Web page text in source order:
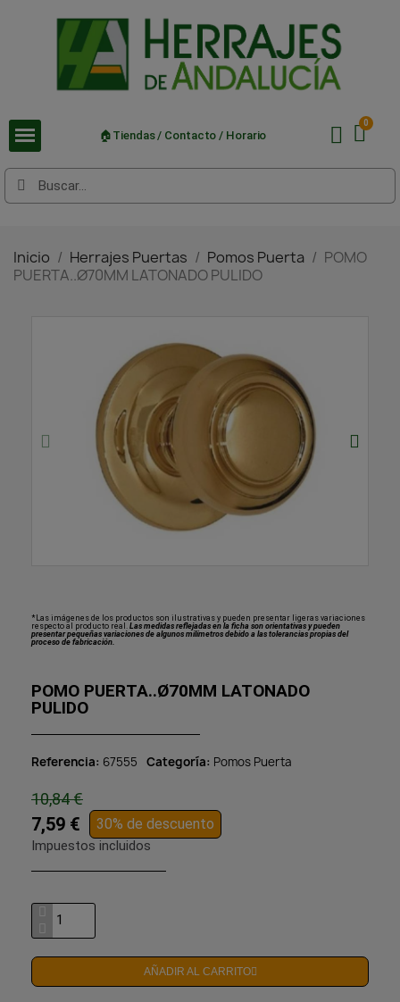
🏠Tiendas / Contacto / Horario
Inicio Herrajes Puertas Pomos Puerta
POMO
PUERTA..Ø70MM LATONADO PULIDO
*Las imágenes de los productos son ilustrativas y pueden presentar ligeras variaciones
respecto al producto real. Las medidas reflejadas en la ficha son orientativas y pueden
presentar pequeñas variaciones de algunos milímetros debido a las tolerancias propias del
proceso de fabricación.
POMO PUERTA..Ø70MM LATONADO
PULIDO
Referencia 67555 Categoría Pomos Puerta
10,84 €
7,59 € 30% de descuento
Impuestos incluidos
AÑADIR AL CARRITO